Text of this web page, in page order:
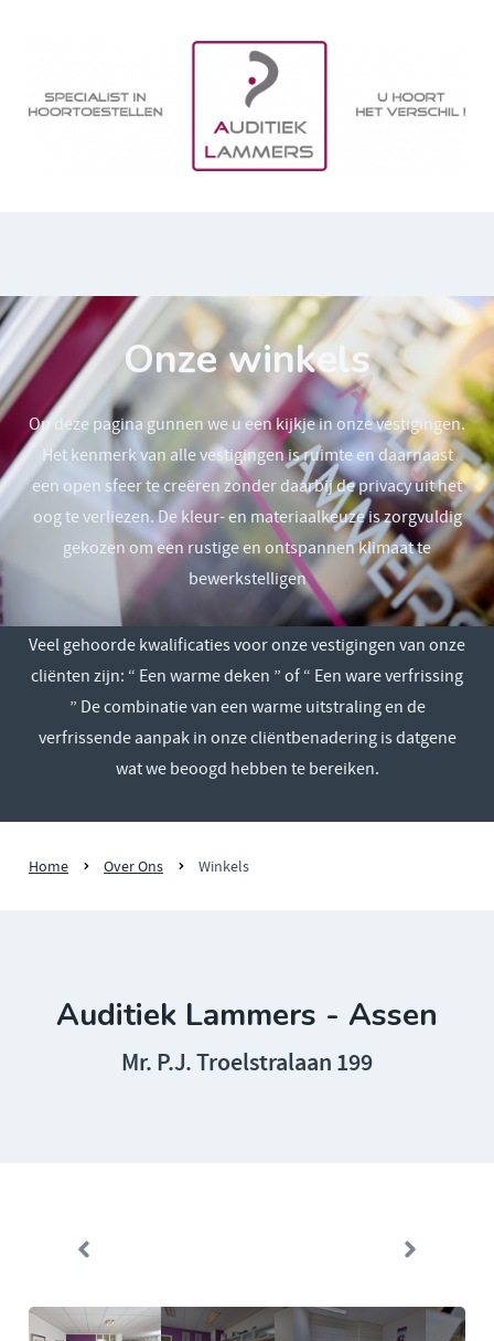
Onze winkels
Op deze pagina gunnen we u een kijkje in onze vestigingen.
Het kenmerk van alle vestigingen is ruimte en daarnaast
een open sfeer te creëren zonder daarbij de privacy uit het
oog te verliezen. De kleur- en materiaalkeuze is zorgvuldig
gekozen om een rustige en ontspannen klimaat te
bewerkstelligen
Veel gehoorde kwalificaties voor onze vestigingen van onze
cliënten zijn: “ Een warme deken ” of “ Een ware verfrissing
” De combinatie van een warme uitstraling en de
verfrissende aanpak in onze cliëntbenadering is datgene
wat we beoogd hebben te bereiken.
Home Over Ons Winkels
Auditiek Lammers - Assen
Mr. P.J. Troelstralaan 199